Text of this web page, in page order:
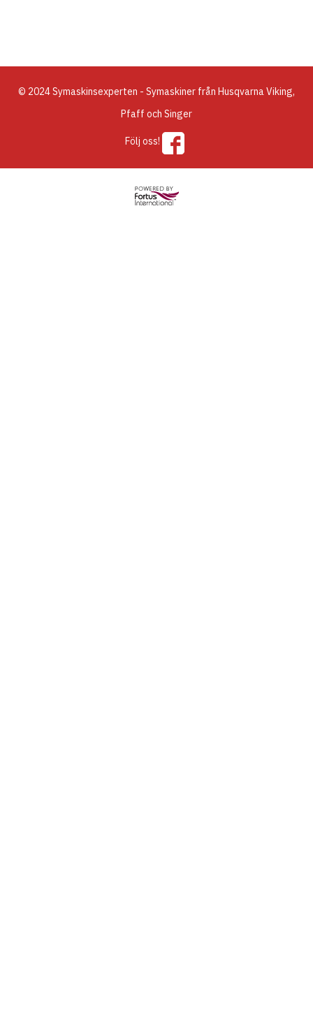
© 2024 Symaskinsexperten - Symaskiner från Husqvarna Viking,
Pfaff och Singer
Följ oss!